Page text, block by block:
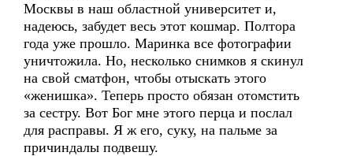
Москвы в наш областной университет и,
надеюсь, забудет весь этот кошмар. Полтора
года уже прошло. Маринка все фотографии
уничтожила. Но, несколько снимков я скинул
на свой сматфон, чтобы отыскать этого
«женишка». Теперь просто обязан отомстить
за сестру. Вот Бог мне этого перца и послал
для расправы. Я ж его, суку, на пальме за
причиндалы подвешу.